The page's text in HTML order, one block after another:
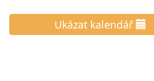
Ukázat kalendář